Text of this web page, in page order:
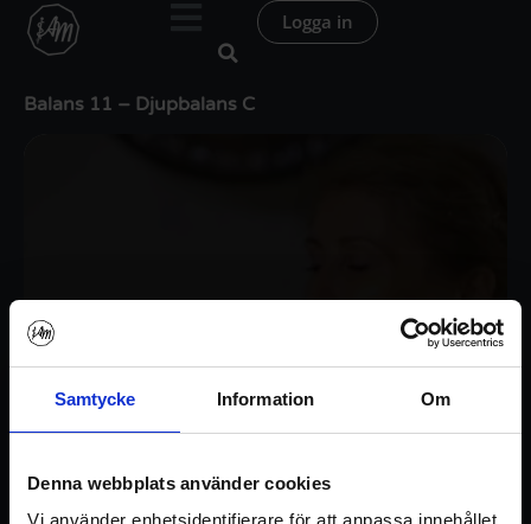
Samtycke Information Om
Denna webbplats använder cookies
Vi använder enhetsidentifierare för att anpassa innehållet
Hoppa
Logga in
Balans 11 – Djupbalans C